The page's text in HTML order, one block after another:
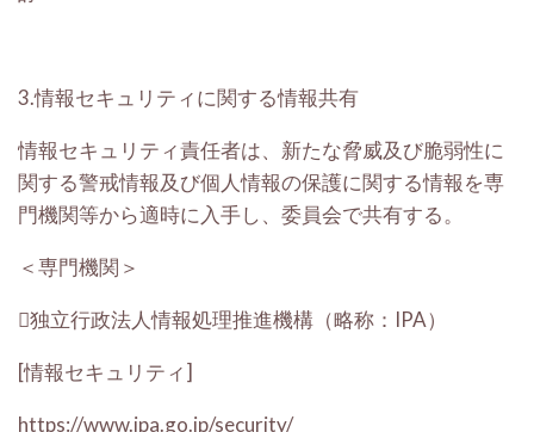
3.情報セキュリティに関する情報共有
情報セキュリティ責任者は、新たな脅威及び脆弱性に
関する警戒情報及び個人情報の保護に関する情報を専
門機関等から適時に入手し、委員会で共有する。
＜専門機関＞
独立行政法人情報処理推進機構（略称：IPA）
[情報セキュリティ]
https://www.ipa.go.jp/security/